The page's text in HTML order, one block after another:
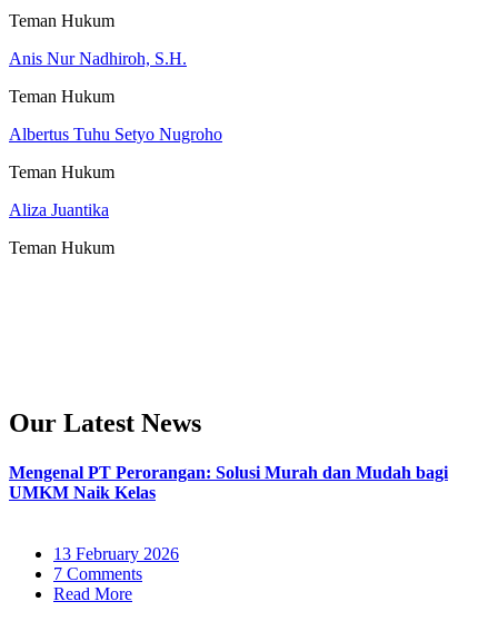
Teman Hukum
Anis Nur Nadhiroh, S.H.
Teman Hukum
Albertus Tuhu Setyo Nugroho
Teman Hukum
Aliza Juantika
Teman Hukum
Our Latest News
Mengenal PT Perorangan: Solusi Murah dan Mudah bagi
UMKM Naik Kelas
13 February 2026
7 Comments
Read More